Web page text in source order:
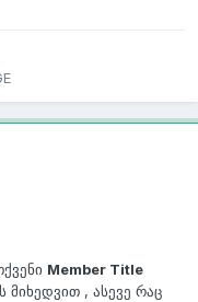
Member Title
მიხედვით , ასევე რაც